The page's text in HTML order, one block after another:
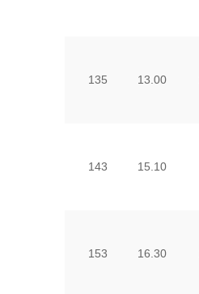
135 13.00
143 15.10
153 16.30